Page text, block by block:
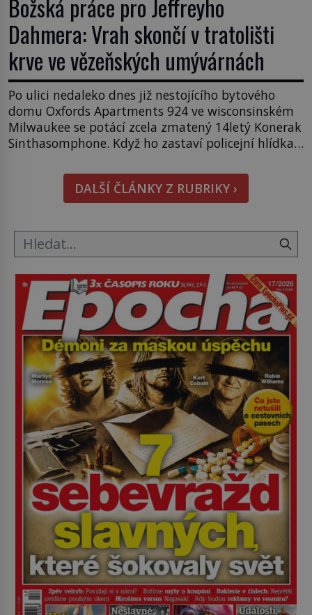
Božská práce pro Jeffreyho
Dahmera: Vrah skončí v tratolišti
krve ve vězeňských umývárnách
Po ulici nedaleko dnes již nestojícího bytového
domu Oxfords Apartments 924 ve wisconsinském
Milwaukee se potácí zcela zmatený 14letý Konerak
Sinthasomphone. Když ho zastaví policejní hlídka,
Strážníci ho dopraví zpět do udaného bytu. Oním
„kamarádem“ je ovšem jeden z nejslavnějších
vrahů, Jeffrey Dahmer (1960–1994). Je 27. května
DALŠÍ ČLÁNKY Z RUBRIKY ›